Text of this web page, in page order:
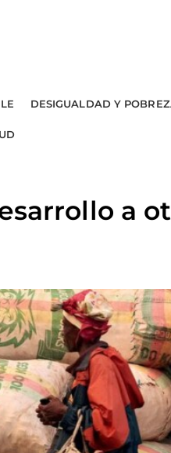
DESIGUALDAD Y
a